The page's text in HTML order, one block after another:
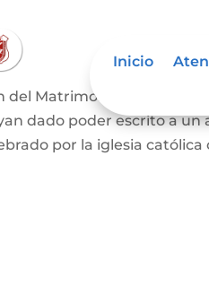
Inicio
del Matrimonio Civil y se
dado poder escrito a
por la iglesia